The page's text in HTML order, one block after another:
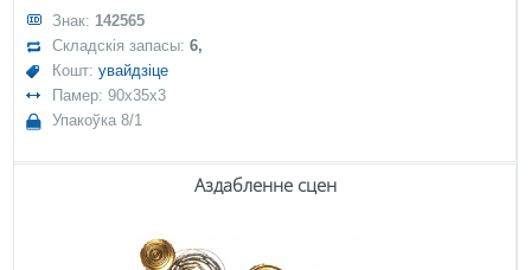
Знак: 142565
Складскія запасы:6,
Кошт:увайдзіце
Памер: 90x35x3
Упакоўка 8/1
Аздабленне сцен